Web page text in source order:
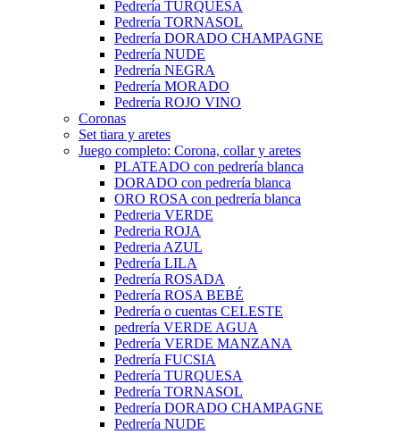
Pedrería TURQUESA
Pedrería TORNASOL
Pedrería DORADO CHAMPAGNE
Pedrería NUDE
Pedrería NEGRA
Pedrería MORADO
Pedrería ROJO VINO
Coronas
Set tiara y aretes
Juego completo: Corona, collar y aretes
PLATEADO con pedrería blanca
DORADO con pedrería blanca
ORO ROSA con pedrería blanca
Pedreria VERDE
Pedreria ROJA
Pedreria AZUL
Pedrería LILA
Pedrería ROSADA
Pedrería ROSA BEBÉ
Pedrería o cuentas CELESTE
pedrería VERDE AGUA
Pedrería VERDE MANZANA
Pedrería FUCSIA
Pedrería TURQUESA
Pedrería TORNASOL
Pedrería DORADO CHAMPAGNE
Pedrería NUDE